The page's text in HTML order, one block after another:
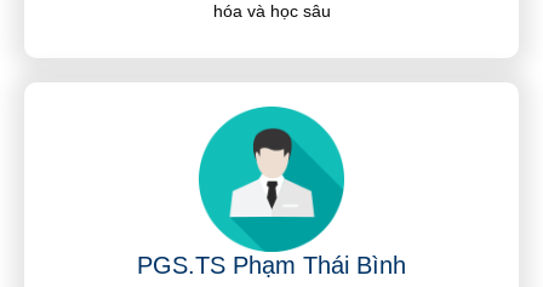
hóa và học sâu
PGS.TS Phạm Thái Bình